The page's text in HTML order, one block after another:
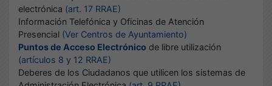
electrónica (art. 17 RRAE)
Información Telefónica y Oficinas de Atención
Presencial (Ver Centros de Ayuntamiento)
Puntos de Acceso Electrónico de libre utilización
(artículos 8 y 12 RRAE)
Deberes de los Ciudadanos que utilicen los sistemas de